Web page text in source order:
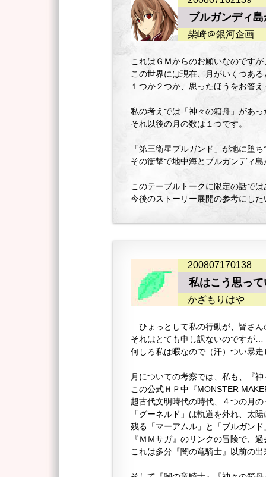
ブルガンディ
柴崎＠銀河企画
これはＧＭからのお願いなのですが
この世界には現在、月がいくつあ
１つか２つか、思ったほうをお答
私の考えでは「神々の箱舟」があ
それ以後の月の数は１つです。
「第三衛星ブルガンド」が地に堕ち
その衝撃で地中海とブルガンディ
このテーブルトークに限定の話で
今後のストーリー展開の参考にし
200807170138
私はこう思っ
かざもりはや
…ひょっとして私の行動が、皆さ
それはとても申し訳ないのですが…
何しろ私は暇なので（汗）つい暴
月についての考察では、私も、『
この公式ＨＰ中『MONSTER
超古代文明時代の時代、４つの月
「グーネルド」は軌道を外れ、太
残る「マーアムル」と「ブルガン
『ＭＭサガ』のリンクの冒険で、
これは多分『闇の竜騎士』以前の